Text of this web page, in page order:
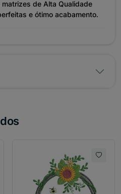
de Alta Qualidade
e ótimo acabamento.